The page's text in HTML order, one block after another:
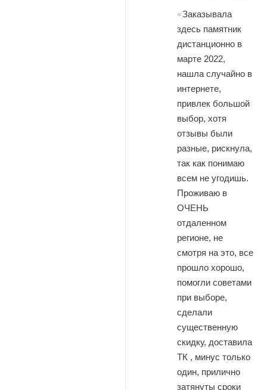
Заказывала
здесь памятник
дистанционно в
марте 2022,
нашла случайно в
интернете,
привлек большой
выбор, хотя
отзывы были
разные, рискнула,
так как понимаю
всем не угодишь.
Проживаю в
ОЧЕНЬ
отдаленном
регионе, не
смотря на это, все
прошло хорошо,
помогли советами
при выборе,
сделали
существенную
скидку, доставила
ТК , минус только
один, прилично
затянуты сроки